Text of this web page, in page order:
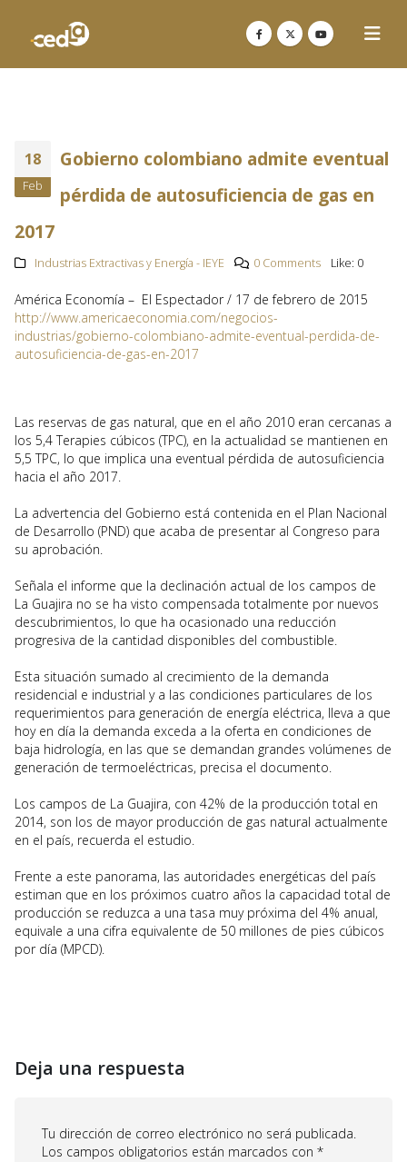
18
Feb
Gobierno colombiano admite eventual
pérdida de autosuficiencia de gas en
2017
Industrias Extractivas y Energía - IEYE 0 Comments Like: 0
América Economía – El Espectador / 17 de febrero de 2015
http://www.americaeconomia.com/negocios-
industrias/gobierno-colombiano-admite-eventual-perdida-de-
autosuficiencia-de-gas-en-2017
Las reservas de gas natural, que en el año 2010 eran cercanas a
los 5,4 Terapies cúbicos (TPC), en la actualidad se mantienen en
5,5 TPC, lo que implica una eventual pérdida de autosuficiencia
hacia el año 2017.
La advertencia del Gobierno está contenida en el Plan Nacional
de Desarrollo (PND) que acaba de presentar al Congreso para
su aprobación.
Señala el informe que la declinación actual de los campos de
La Guajira no se ha visto compensada totalmente por nuevos
descubrimientos, lo que ha ocasionado una reducción
progresiva de la cantidad disponibles del combustible.
Esta situación sumado al crecimiento de la demanda
residencial e industrial y a las condiciones particulares de los
requerimientos para generación de energía eléctrica, lleva a que
hoy en día la demanda exceda a la oferta en condiciones de
baja hidrología, en las que se demandan grandes volúmenes de
generación de termoeléctricas, precisa el documento.
Los campos de La Guajira, con 42% de la producción total en
2014, son los de mayor producción de gas natural actualmente
en el país, recuerda el estudio.
Frente a este panorama, las autoridades energéticas del país
estiman que en los próximos cuatro años la capacidad total de
producción se reduzca a una tasa muy próxima del 4% anual,
equivale a una cifra equivalente de 50 millones de pies cúbicos
por día (MPCD).
Deja una respuesta
Tu dirección de correo electrónico no será publicada.
Los campos obligatorios están marcados con *